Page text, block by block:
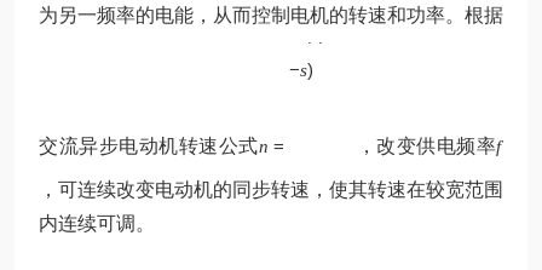
为另一频率的电能，从而控制电机的转速和功率。根据
交流异步电动机转速公式n =
p
−s)
，改变供电频率f
，可连续改变电动机的同步转速，使其转速在较宽范围
内连续可调。